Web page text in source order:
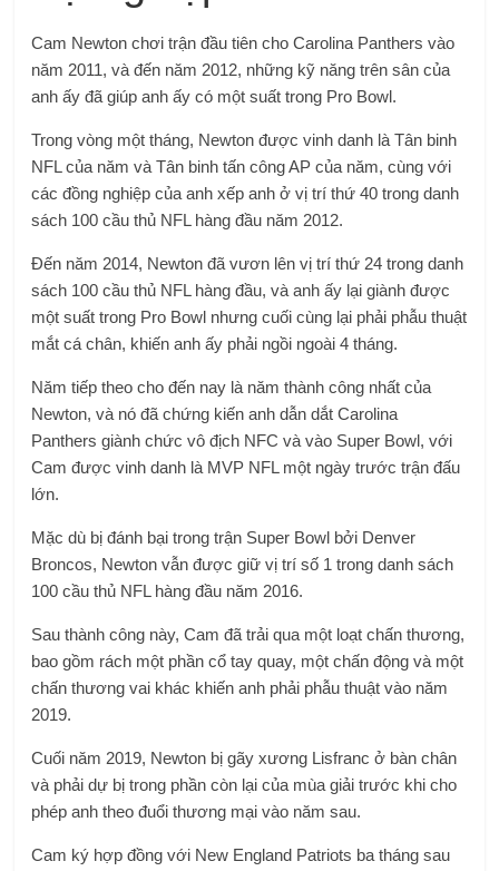
Cam Newton chơi trận đầu tiên cho Carolina Panthers vào
năm 2011, và đến năm 2012, những kỹ năng trên sân của
anh ấy đã giúp anh ấy có một suất trong Pro Bowl.
Trong vòng một tháng, Newton được vinh danh là Tân binh
NFL của năm và Tân binh tấn công AP của năm, cùng với
các đồng nghiệp của anh xếp anh ở vị trí thứ 40 trong danh
sách 100 cầu thủ NFL hàng đầu năm 2012.
Đến năm 2014, Newton đã vươn lên vị trí thứ 24 trong danh
sách 100 cầu thủ NFL hàng đầu, và anh ấy lại giành được
một suất trong Pro Bowl nhưng cuối cùng lại phải phẫu thuật
mắt cá chân, khiến anh ấy phải ngồi ngoài 4 tháng.
Năm tiếp theo cho đến nay là năm thành công nhất của
Newton, và nó đã chứng kiến ​​anh dẫn dắt Carolina
Panthers giành chức vô địch NFC và vào Super Bowl, với
Cam được vinh danh là MVP NFL một ngày trước trận đấu
lớn.
Mặc dù bị đánh bại trong trận Super Bowl bởi Denver
Broncos, Newton vẫn được giữ vị trí số 1 trong danh sách
100 cầu thủ NFL hàng đầu năm 2016.
Sau thành công này, Cam đã trải qua một loạt chấn thương,
bao gồm rách một phần cổ tay quay, một chấn động và một
chấn thương vai khác khiến anh phải phẫu thuật vào năm
2019.
Cuối năm 2019, Newton bị gãy xương Lisfranc ở bàn chân
và phải dự bị trong phần còn lại của mùa giải trước khi cho
phép anh theo đuổi thương mại vào năm sau.
Cam ký hợp đồng với New England Patriots ba tháng sau